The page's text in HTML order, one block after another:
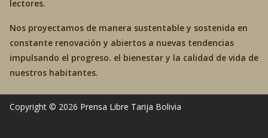
lectores.
Nos proyectamos de manera sustentable y sostenida en
constante renovación y abiertos a nuevas tendencias
impulsando el progreso. el bienestar y la calidad de vida de
nuestros habitantes.
Copyright © 2026 Prensa Libre Tarija Bolivia